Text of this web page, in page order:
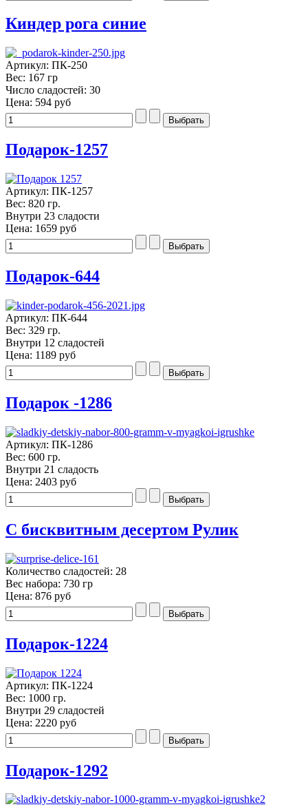
Киндер рога синие
Артикул: ПК-250
Вес: 167 гр
Число сладостей: 30
Цена: 594 руб
Подарок-1257
Артикул: ПК-1257
Вес: 820 гр.
Внутри 23 сладости
Цена: 1659 руб
Подарок-644
Артикул: ПК-644
Вес: 329 гр.
Внутри 12 сладостей
Цена: 1189 руб
Подарок -1286
Артикул: ПК-1286
Вес: 600 гр.
Внутри 21 сладость
Цена: 2403 руб
С бисквитным десертом Рулик
Количество сладостей: 28
Вес набора: 730 гр
Цена: 876 руб
Подарок-1224
Артикул: ПК-1224
Вес: 1000 гр.
Внутри 29 сладостей
Цена: 2220 руб
Подарок-1292